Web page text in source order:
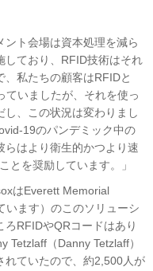
ト会場は資本処理を減ら
しており、RFID技術はそれ
、私たちの顧客はRFIDと
ていましたが、それを使っ
、この状況は変わりまし
19のパンデミック中の
らはより衛生的かつより速
とを奨励しています。」
はEverett Memorial
います）のこのソリューシ
ろRFIDやQRコードはあり
Tetzlaff（Danny Tetzlaff）
れていたので、約2,500人が